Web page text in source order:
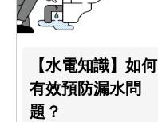
【水電知識】如何
有效預防漏水問
題？